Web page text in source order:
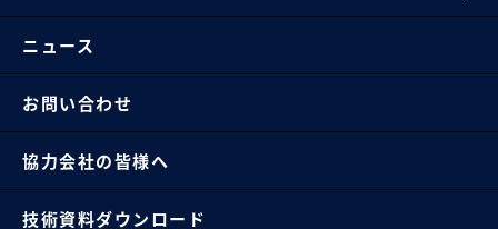
ニュース
お問い合わせ
協力会社の皆様へ
技術資料ダウンロード